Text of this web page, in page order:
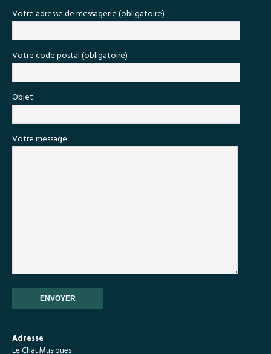
Votre adresse de messagerie (obligatoire)
Votre code postal (obligatoire)
Objet
Votre message
Adresse
Le Chat Musiques